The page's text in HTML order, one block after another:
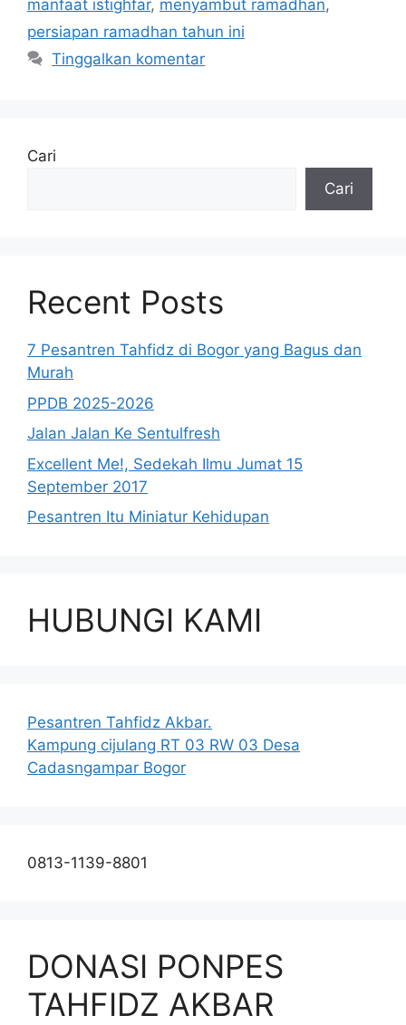
manfaat istighfar, menyambut ramadhan,
persiapan ramadhan tahun ini
Tinggalkan komentar
Cari
Cari
Recent Posts
7 Pesantren Tahfidz di Bogor yang Bagus dan
Murah
PPDB 2025-2026
Jalan Jalan Ke Sentulfresh
Excellent Me!, Sedekah Ilmu Jumat 15
September 2017
Pesantren Itu Miniatur Kehidupan
HUBUNGI KAMI
Pesantren Tahfidz Akbar.
Kampung cijulang RT 03 RW 03 Desa
Cadasngampar Bogor
0813-1139-8801
DONASI PONPES
TAHFIDZ AKBAR